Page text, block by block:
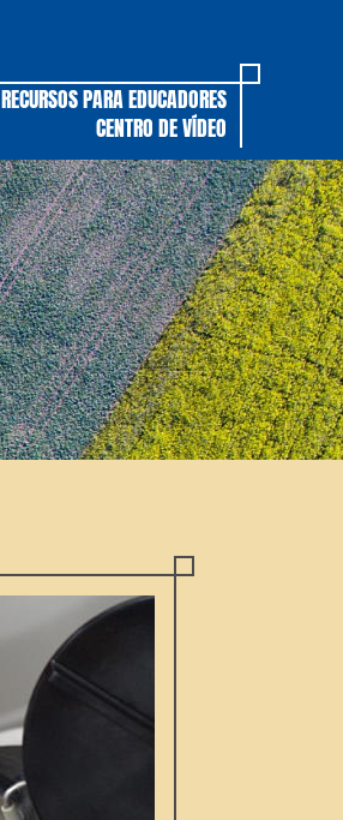
RECURSOS PARA EDUCADORES
CENTRO DE VÍDEO